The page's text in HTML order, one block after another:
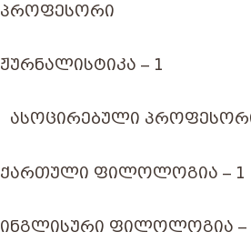
ᲞᲠᲝᲤᲔᲡᲝᲠᲘ
ᲟᲣᲠᲜᲐᲚᲘᲡᲢᲘᲙᲐ – 1
ᲐᲡᲝᲪᲘᲠᲔᲑᲣᲚᲘ
ᲥᲐᲠᲗᲣᲚᲘ ᲤᲘᲚᲝᲚᲝᲒᲘᲐ – 1
ᲘᲜᲒᲚᲘᲡᲣᲠᲘ ᲤᲘᲚᲝᲚᲝᲒᲘᲐ –